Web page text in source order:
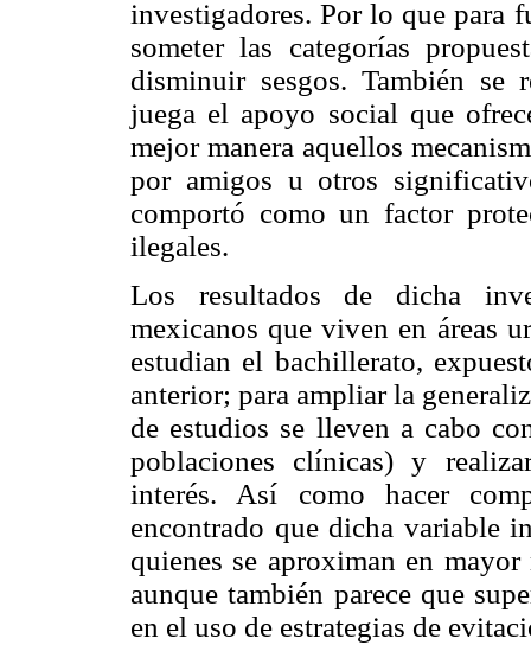
investigadores. Por lo que para
someter las categorías
disminuir sesgos. También se
juega el apoyo social que
mejor manera aquellos
por amigos u otros
comportó como un factor
ilegales.
Los resultados de dicha
mexicanos que viven en áreas
estudian el bachillerato,
anterior; para ampliar la
de estudios se lleven a cabo
poblaciones clínicas) y
interés. Así como hacer
encontrado que dicha variable
quienes se aproximan en
aunque también parece que
en el uso de estrategias de